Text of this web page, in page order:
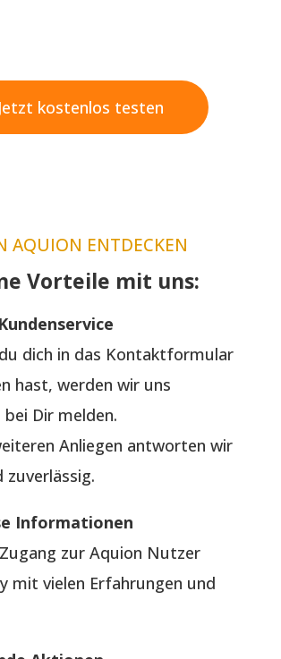
Jetzt kostenlos testen
AQUION ENTDECKEN
Vorteile mit uns:
dich in das Kontaktformular
hast, werden wir uns
Dir melden.
Anliegen antworten wir
zuverlässig.
Informationen
zur Aquion Nutzer
mit vielen Erfahrungen und